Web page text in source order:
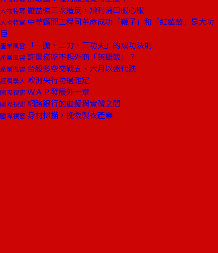
人物特寫 羅益強三次造反，飛利浦口服心服
人物特寫 中華顧問工程司革命成功「鞭子」和「紅蘿蔔」是大功
臣
產業風雲 「一膽、二力、三功夫」的成功法則
產業風雲 許景崧吃不起外商「英雄飯」？
產業風雲 台股多空交戰五、六月以盤代跌
經濟學人 歐洲央行功過難定
國際視窗 ＷＡＰ發展外一章
國際視窗 網路銀行的虛擬與實體之間
國際視窗 身材掃描，挽救製衣產業